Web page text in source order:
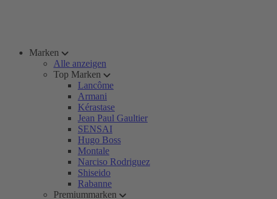
Marken
Alle anzeigen
Top Marken
Lancôme
Armani
Kérastase
Jean Paul Gaultier
SENSAI
Hugo Boss
Montale
Narciso Rodriguez
Shiseido
Rabanne
Premiummarken